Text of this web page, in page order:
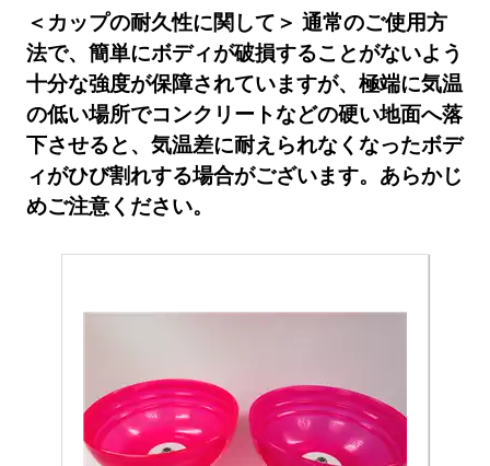
＜カップの耐久性に関して＞ 通常のご使用方
法で、簡単にボディが破損することがないよう
十分な強度が保障されていますが、極端に気温
の低い場所でコンクリートなどの硬い地面へ落
下させると、気温差に耐えられなくなったボデ
ィがひび割れする場合がございます。あらかじ
めご注意ください。